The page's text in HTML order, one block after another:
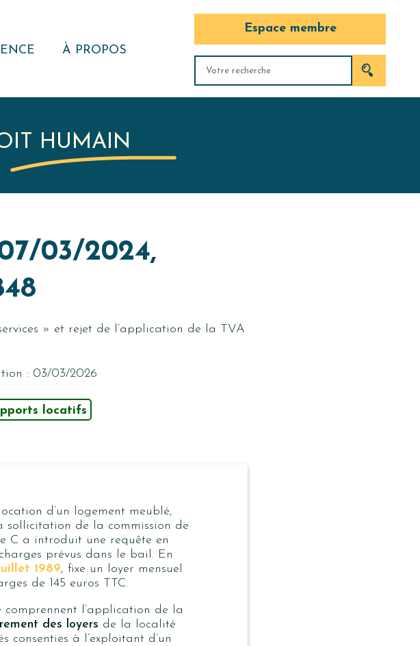
À PROPOS
NOUS ?
ACTUALITÉS DU
RÉSEAU
Espace membre
HUMAIN
03/2024,
» et rejet de l’application de la TVA
: 03/03/2026
locatifs
d’un logement meublé,
sollicitation de la commission de
C a introduit une requête en
prévus dans le bail. En
1989, fixe un loyer mensuel
de 145 euros TTC.
comprennent l’application de la
des loyers de la localité
consenties à l’exploitant d’un